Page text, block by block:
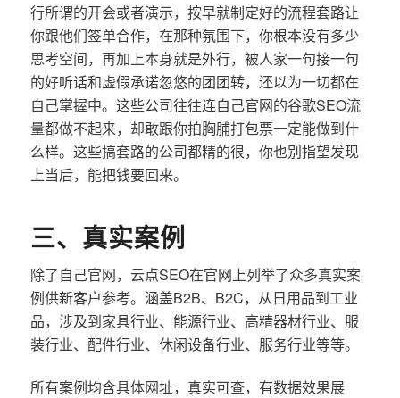
行所谓的开会或者演示，按早就制定好的流程套路让
你跟他们签单合作，在那种氛围下，你根本没有多少
思考空间，再加上本身就是外行，被人家一句接一句
的好听话和虚假承诺忽悠的团团转，还以为一切都在
自己掌握中。这些公司往往连自己官网的谷歌SEO流
量都做不起来，却敢跟你拍胸脯打包票一定能做到什
么样。这些搞套路的公司都精的很，你也别指望发现
上当后，能把钱要回来。
三、真实案例
除了自己官网，云点SEO在官网上列举了众多真实案
例供新客户参考。涵盖B2B、B2C，从日用品到工业
品，涉及到家具行业、能源行业、高精器材行业、服
装行业、配件行业、休闲设备行业、服务行业等等。
所有案例均含具体网址，真实可查，有数据效果展